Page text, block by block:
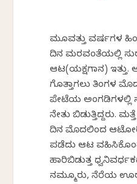
ಮೂವತ್ತು ವರ್ಷಗಳ
ದಿನ ಮರವಂತೆಯಲ್ಲಿ
ಆಟ(ಯಕ್ಷಗಾನ) ಇತ್ತು.
ಗೊತ್ತಾಗಲು ತಿಂಗಳ
ಪೇಟೆಯ ಅಂಗಡಿಗಳಲ್ಲಿ
ನೇತು ಬಿಡುತ್ತಿದ್ದರು.
ದಿನ ಮೊದಲಿಂದ
ಪಡೆದು ಆಟ
ಹಾರಿಬಿಡುತ್ತ
ನಮ್ಮೂರು, ನೆರೆಯ